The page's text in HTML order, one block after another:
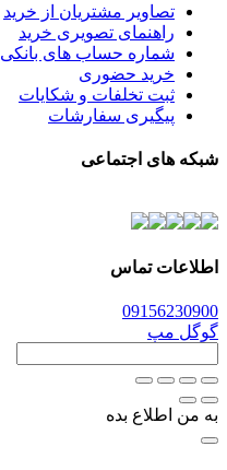
تصاویر مشتریان از خرید
راهنمای تصویری خرید
شماره حساب های بانکی
خرید حضوری
ثبت تخلفات و شکایات
پیگیری سفارشات
شبکه های اجتماعی
اطلاعات تماس
09156230900
گوگل مپ
به من اطلاع بده